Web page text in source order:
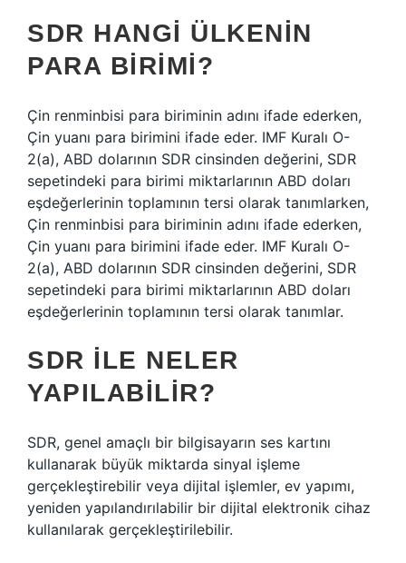
SDR HANGI ÜLKENIN
PARA BIRIMI?
Çin renminbisi para biriminin adını ifade ederken,
Çin yuanı para birimini ifade eder. IMF Kuralı O-
2(a), ABD dolarının SDR cinsinden değerini, SDR
sepetindeki para birimi miktarlarının ABD doları
eşdeğerlerinin toplamının tersi olarak tanımlarken,
Çin renminbisi para biriminin adını ifade ederken,
Çin yuanı para birimini ifade eder. IMF Kuralı O-
2(a), ABD dolarının SDR cinsinden değerini, SDR
sepetindeki para birimi miktarlarının ABD doları
eşdeğerlerinin toplamının tersi olarak tanımlar.
SDR ILE NELER
YAPILABILIR?
SDR, genel amaçlı bir bilgisayarın ses kartını
kullanarak büyük miktarda sinyal işleme
gerçekleştirebilir veya dijital işlemler, ev yapımı,
yeniden yapılandırılabilir bir dijital elektronik cihaz
kullanılarak gerçekleştirilebilir.